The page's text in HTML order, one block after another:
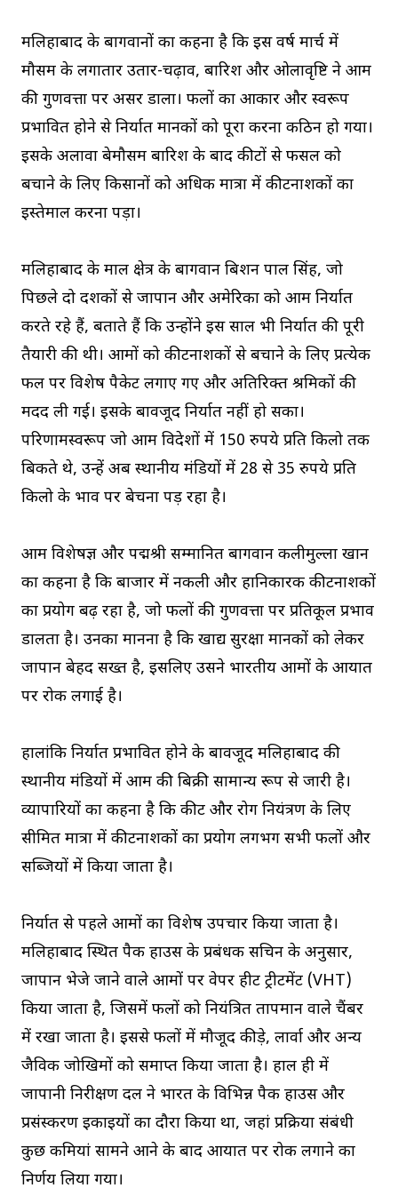
मलिहाबाद के बागवानों का कहना है कि इस वर्ष मार्च में
मौसम के लगातार उतार-चढ़ाव, बारिश और ओलावृष्टि ने आम
की गुणवत्ता पर असर डाला। फलों का आकार और स्वरूप
प्रभावित होने से निर्यात मानकों को पूरा करना कठिन हो गया।
इसके अलावा बेमौसम बारिश के बाद कीटों से फसल को
बचाने के लिए किसानों को अधिक मात्रा में कीटनाशकों का
इस्तेमाल करना पड़ा।
मलिहाबाद के माल क्षेत्र के बागवान बिशन पाल सिंह, जो
पिछले दो दशकों से जापान और अमेरिका को आम निर्यात
करते रहे हैं, बताते हैं कि उन्होंने इस साल भी निर्यात की पूरी
तैयारी की थी। आमों को कीटनाशकों से बचाने के लिए प्रत्येक
फल पर विशेष पैकेट लगाए गए और अतिरिक्त श्रमिकों की
मदद ली गई। इसके बावजूद निर्यात नहीं हो सका।
परिणामस्वरूप जो आम विदेशों में 150 रुपये प्रति किलो तक
बिकते थे, उन्हें अब स्थानीय मंडियों में 28 से 35 रुपये प्रति
किलो के भाव पर बेचना पड़ रहा है।
आम विशेषज्ञ और पद्मश्री सम्मानित बागवान कलीमुल्ला खान
का कहना है कि बाजार में नकली और हानिकारक कीटनाशकों
का प्रयोग बढ़ रहा है, जो फलों की गुणवत्ता पर प्रतिकूल प्रभाव
डालता है। उनका मानना है कि खाद्य सुरक्षा मानकों को लेकर
जापान बेहद सख्त है, इसलिए उसने भारतीय आमों के आयात
पर रोक लगाई है।
हालांकि निर्यात प्रभावित होने के बावजूद मलिहाबाद की
स्थानीय मंडियों में आम की बिक्री सामान्य रूप से जारी है।
व्यापारियों का कहना है कि कीट और रोग नियंत्रण के लिए
सीमित मात्रा में कीटनाशकों का प्रयोग लगभग सभी फलों और
सब्जियों में किया जाता है।
निर्यात से पहले आमों का विशेष उपचार किया जाता है।
मलिहाबाद स्थित पैक हाउस के प्रबंधक सचिन के अनुसार,
जापान भेजे जाने वाले आमों पर वेपर हीट ट्रीटमेंट (VHT)
किया जाता है, जिसमें फलों को नियंत्रित तापमान वाले चैंबर
में रखा जाता है। इससे फलों में मौजूद कीड़े, लार्वा और अन्य
जैविक जोखिमों को समाप्त किया जाता है। हाल ही में
जापानी निरीक्षण दल ने भारत के विभिन्न पैक हाउस और
प्रसंस्करण इकाइयों का दौरा किया था, जहां प्रक्रिया संबंधी
कुछ कमियां सामने आने के बाद आयात पर रोक लगाने का
निर्णय लिया गया।